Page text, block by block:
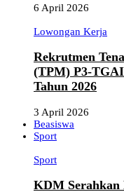
6 April 2026
Lowongan Kerja
Rekrutmen
(TPM) P3-TGAI
Tahun 2026
3 April 2026
Beasiswa
Sport
Sport
KDM